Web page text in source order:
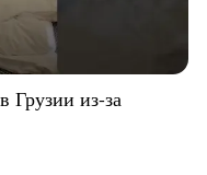
Грузии из-за